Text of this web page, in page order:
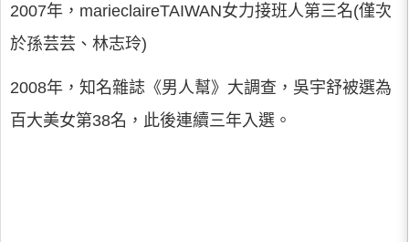
2007年，marieclaireTAIWAN女力接班人第三名(僅次
於孫芸芸、林志玲)
2008年，知名雜誌《男人幫》大調查，吳宇舒被選為
百大美女第38名，此後連續三年入選。